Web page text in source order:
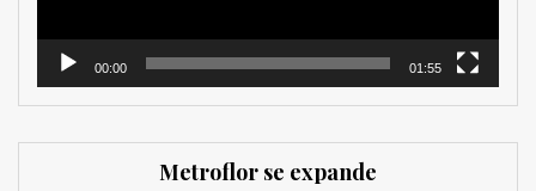
00:00 01:55
Metroflor se expande